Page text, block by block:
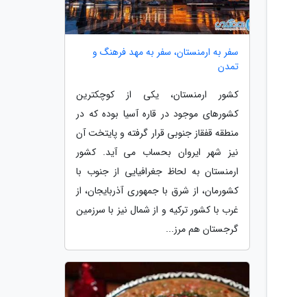
سفر به ارمنستان، سفر به مهد فرهنگ و
تمدن
کشور ارمنستان، یکی از کوچکترین
کشورهای موجود در قاره آسیا بوده که در
منطقه قفقاز جنوبی قرار گرفته و پایتخت آن
نیز شهر ایروان بحساب می آید. کشور
ارمنستان به لحاظ جغرافیایی از جنوب با
کشورمان، از شرق با جمهوری آذربایجان، از
غرب با کشور ترکیه و از شمال نیز با سرزمین
گرجستان هم مرز...